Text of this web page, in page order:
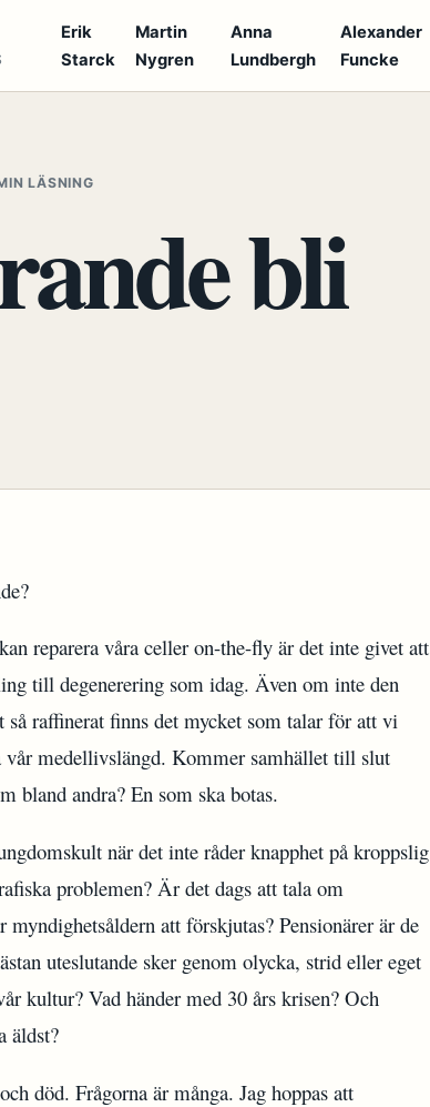
Erik
Starck
Martin
Nygren
Anna
Lundbergh
Alexander
Funcke
LÄSNING
bli
reparera våra celler on-the-fly är det inte givet att
till degenerering som idag. Även om inte den
raffinerat finns det mycket som talar för att vi
vår medellivslängd. Kommer samhället till slut
bland andra? En som ska botas.
när det inte råder knapphet på kroppslig
problemen? Är det dags att tala om
att förskjutas? Pensionärer är de
uteslutande sker genom olycka, strid eller eget
kultur? Vad händer med 30 års krisen? Och
äldst?
död. Frågorna är många. Jag hoppas att